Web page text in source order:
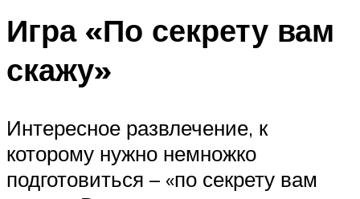
Игра «По секрету вам
скажу»
Интересное развлечение, к
которому нужно немножко
подготовиться – «по секрету вам